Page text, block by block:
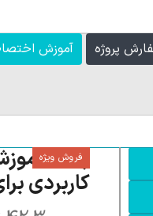
آموزش پروژه
فروش ویژه
کاربردی